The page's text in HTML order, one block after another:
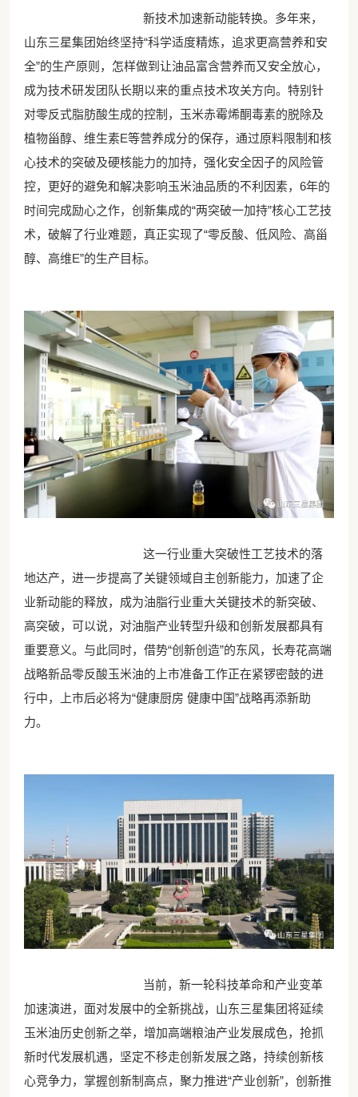
新技术加速新动能转换。多年来，
山东三星集团始终坚持“科学适度精炼，追求更高营养和安
全”的生产原则，怎样做到让油品富含营养而又安全放心，
成为技术研发团队长期以来的重点技术攻关方向。特别针
对零反式脂肪酸生成的控制，玉米赤霉烯酮毒素的脱除及
植物甾醇、维生素E等营养成分的保存，通过原料限制和核
心技术的突破及硬核能力的加持，强化安全因子的风险管
控，更好的避免和解决影响玉米油品质的不利因素，6年的
时间完成励心之作，创新集成的“两突破一加持”核心工艺技
术，破解了行业难题，真正实现了“零反酸、低风险、高甾
醇、高维E”的生产目标。
这一行业重大突破性工艺技术的落
地达产，进一步提高了关键领域自主创新能力，加速了企
业新动能的释放，成为油脂行业重大关键技术的新突破、
高突破，可以说，对油脂产业转型升级和创新发展都具有
重要意义。与此同时，借势“创新创造”的东风，长寿花高端
战略新品零反酸玉米油的上市准备工作正在紧锣密鼓的进
行中，上市后必将为“健康厨房 健康中国”战略再添新助
力。
当前，新一轮科技革命和产业变革
加速演进，面对发展中的全新挑战，山东三星集团将延续
玉米油历史创新之举，增加高端粮油产业发展成色，抢抓
新时代发展机遇，坚定不移走创新发展之路，持续创新核
心竞争力，掌握创新制高点，聚力推进“产业创新”，创新推